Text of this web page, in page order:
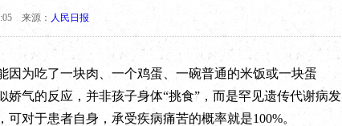
来源： 人民日报
为吃了一块肉、一个鸡蛋、一碗普通的米饭或一块蛋
气的反应，并非孩子身体“挑食”，而是罕见遗传代谢病发
对于患者自身，承受疾病痛苦的概率就是100%。